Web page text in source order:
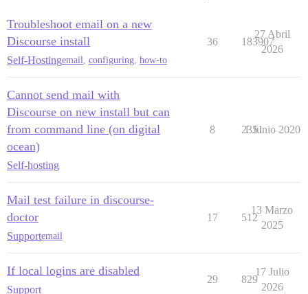
Troubleshoot email on a new
Discourse install
Self-Hostingemail, configuring, how-to
36 183907
27 Abril
2026
Cannot send mail with
Discourse on new install but can
from command line (on digital
ocean)
Self-hosting
8 2351
1 Junio 2020
Mail test failure in discourse-
doctor
Supportemail
17 512
13 Marzo
2025
If local logins are disabled
Support
29 829
17 Julio
2026